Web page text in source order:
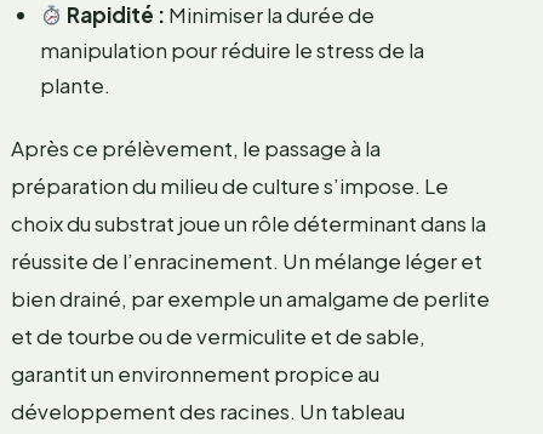
Rapidité : Minimiser la durée de
manipulation pour réduire le stress de la
plante.
Après ce prélèvement, le passage à la
préparation du milieu de culture s’impose. Le
choix du substrat joue un rôle déterminant dans la
réussite de l’enracinement. Un mélange léger et
bien drainé, par exemple un amalgame de perlite
et de tourbe ou de vermiculite et de sable,
garantit un environnement propice au
développement des racines. Un tableau